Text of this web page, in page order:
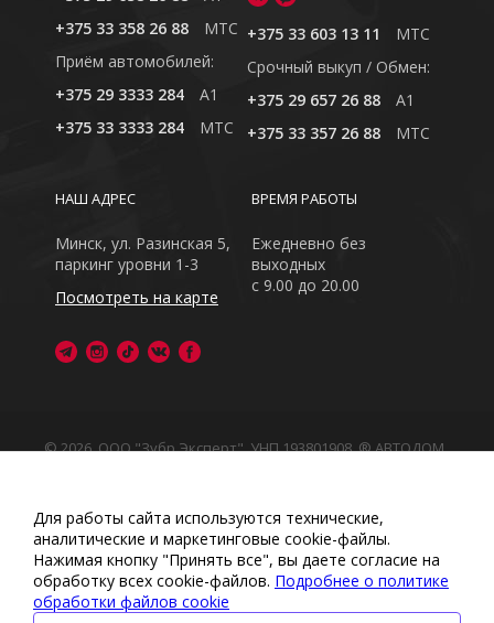
+375 33 358 26 88
MTC
Приём автомобилей:
+375 29 3333 284
A1
+375 33 3333 284
MTC
+375 33 603 13 11
MTC
Cрочный выкуп / Обмен:
+375 29 657 26 88
A1
+375 33 357 26 88
MTC
ВРЕМЯ РАБОТЫ
Ежедневно без
выходных
с 9.00 до 20.00
НАШ АДРЕС
Минск, ул. Разинская 5,
паркинг уровни 1-3
Посмотреть на карте
© 2026, ООО "Зубр Эксперт", УНП 193801908. ® АВТОДОМ
сайт носит исключительно информационный характер
Любое использование либо копирование материалов
или подборки материалов сайта, элементов дизайна и
оформления запрещено
Политика обработки персональных данных
Для работы сайта используются технические,
аналитические и маркетинговые сооkіе-файлы.
Нажимая кнопку "Принять все", вы даете согласие на
обработку всех cookie-файлов. Подробнее о политике
обработки файлов cookie